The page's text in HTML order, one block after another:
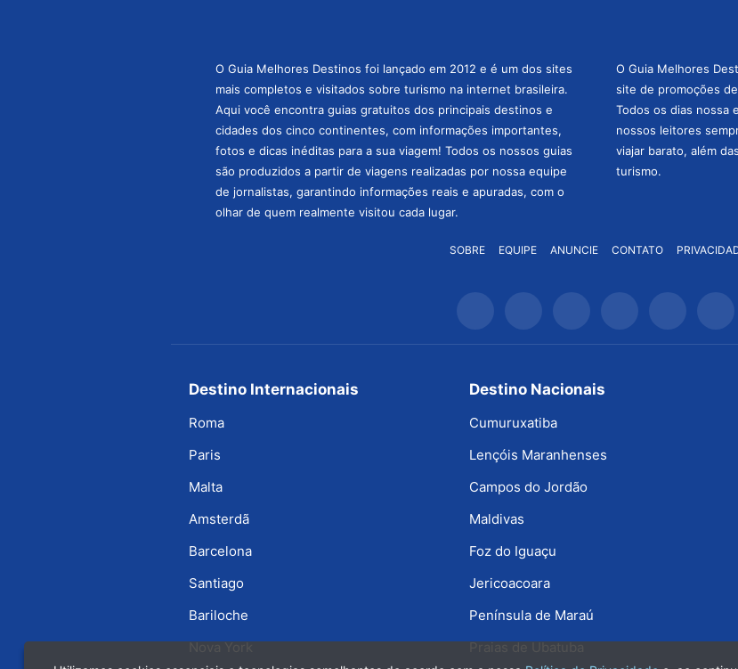
O Guia Melhores Destinos foi lançado em 2012 e é um dos sites
mais completos e visitados sobre turismo na internet brasileira.
Aqui você encontra guias gratuitos dos principais destinos e
cidades dos cinco continentes, com informações importantes,
fotos e dicas inéditas para a sua viagem! Todos os nossos guias
são produzidos a partir de viagens realizadas por nossa equipe
de jornalistas, garantindo informações reais e apuradas, com o
olhar de quem realmente visitou cada lugar.
O Guia Melhores
site de promoções
Todos os dias nossa
nossos leitores
viajar barato, além
turismo.
SOBRE EQUIPE ANUNCIE CONTATO
Destino Internacionais
Roma
Paris
Malta
Amsterdã
Barcelona
Santiago
Bariloche
Destino Nacionais
Cumuruxatiba
Lençóis Maranhenses
Campos do Jordão
Maldivas
Foz do Iguaçu
Jericoacoara
Península de Maraú